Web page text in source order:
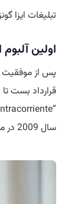
تبلیغات ایزا
اولین آلبوم
قرارداد بست
سال 2009 در مکزیک و ایالات متحده منتشر شد.